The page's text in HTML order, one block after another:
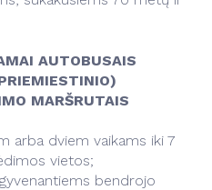
AUTOBUSAIS
MARŠRUTAIS
arba dviem vaikams iki 7
vietos;
bendrojo